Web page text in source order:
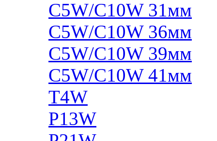
C5W/C10W 31мм
C5W/C10W 36мм
C5W/C10W 39мм
C5W/C10W 41мм
T4W
P13W